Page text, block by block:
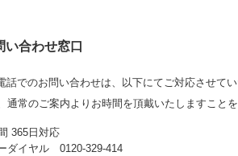
い合わせ窓口
話でのお問い合わせは、以下にてご対応させて
通常のご案内よりお時間を頂戴いたしますこと
365日対応
ダイヤル 0120-329-414